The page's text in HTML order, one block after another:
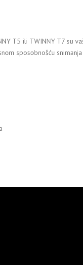
T5 ili TWINNY T7 su
sposobnošću